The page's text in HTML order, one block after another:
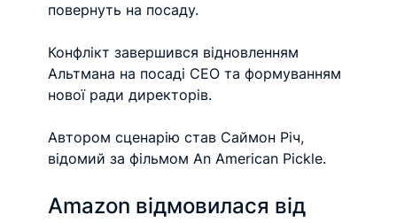
повернуть на посаду.
Конфлікт завершився відновленням
Альтмана на посаді CEO та формуванням
нової ради директорів.
Автором сценарію став Саймон Річ,
відомий за фільмом An American Pickle.
Amazon відмовилася від